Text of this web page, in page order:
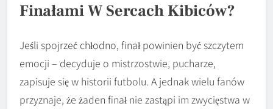
Finałami W Sercach Kibiców?
Jeśli spojrzeć chłodno, finał powinien być szczytem
emocji – decyduje o mistrzostwie, pucharze,
zapisuje się w historii futbolu. A jednak wielu fanów
przyznaje, że żaden finał nie zastąpi im zwycięstwa w